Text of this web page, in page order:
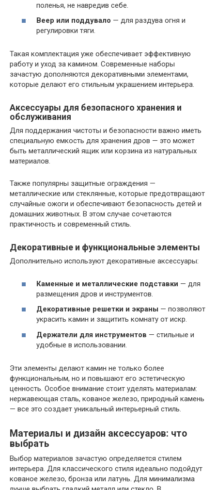
поленья, не навредив себе.
Веер или поддувало — для раздува огня и
регулировки тяги.
Такая комплектация уже обеспечивает эффективную
работу и уход за камином. Современные наборы
зачастую дополняются декоративными элементами,
которые делают его стильным украшением интерьера.
Аксессуары для безопасного хранения и
обслуживания
Для поддержания чистоты и безопасности важно иметь
специальную емкость для хранения дров — это может
быть металлический ящик или корзина из натуральных
материалов.
Также популярны защитные ограждения —
металлические или стеклянные, которые предотвращают
случайные ожоги и обеспечивают безопасность детей и
домашних животных. В этом случае сочетаются
практичность и современный стиль.
Декоративные и функциональные элементы
Дополнительно используют декоративные аксессуары:
Каменные и металлические подставки — для
размещения дров и инструментов.
Декоративные решетки и экраны — позволяют
украсить камин и защитить комнату от искр.
Держатели для инструментов — стильные и
удобные в использовании.
Эти элементы делают камин не только более
функциональным, но и повышают его эстетическую
ценность. Особое внимание стоит уделять материалам:
нержавеющая сталь, кованое железо, природный камень
— все это создает уникальный интерьерный стиль.
Материалы и дизайн аксессуаров: что
выбрать
Выбор материалов зачастую определяется стилем
интерьера. Для классического стиля идеально подойдут
кованое железо, бронза или латунь. Для минимализма